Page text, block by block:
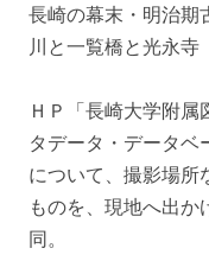
長崎の幕末・明治
川と一覧橋と光永
ＨＰ「長崎大学附
タデータ・データ
について、撮影場所
ものを、現地へ出
同。